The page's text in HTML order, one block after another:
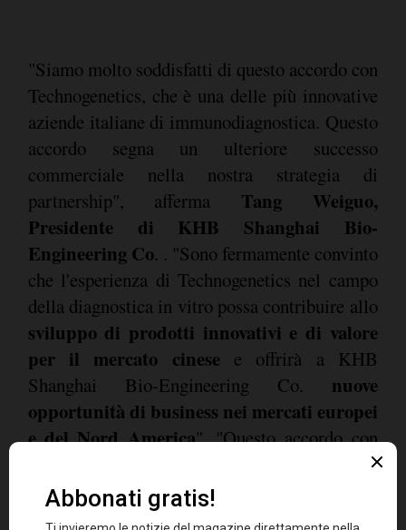
"Siamo molto soddisfatti di questo accordo con
Technogenetics, che è una delle più innovative
aziende italiane di immunodiagnostica. Questo
accordo segna un ulteriore successo
commerciale nella nostra strategia di
partnership", afferma Tang Weiguo,
Presidente di KHB Shanghai Bio-
Engineering Co. . "Sono fermamente convinto
che l'esperienza di Technogenetics nel campo
della diagnostica in vitro possa contribuire allo
sviluppo di prodotti innovativi e di valore
per il mercato cinese e offrirà a KHB
Shanghai Bio-Engineering Co. nuove
opportunità di business nei mercati europei
e del Nord America". "Questo accordo con
KHB Shanghai Kehua Bio-Engineering Co, ha
spiegatoSalvatore Cincotti, Amministratore
Delegato di Technogenetics e Altergon